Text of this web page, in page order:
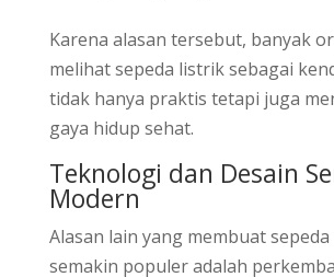
Karena alasan tersebut, banyak
melihat sepeda listrik sebagai
tidak hanya praktis tetapi juga
gaya hidup sehat.
Teknologi dan Desain
Modern
Alasan lain yang membuat
semakin populer adalah